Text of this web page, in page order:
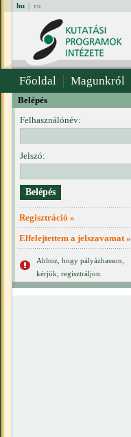
hu | ro
Főoldal Magunkról
Belépés
Felhasználónév:
Jelszó:
Regisztráció »
Elfelejtettem a jelszavamat »
Ahhoz, hogy pályázhasson,
kérjük, regisztráljon.